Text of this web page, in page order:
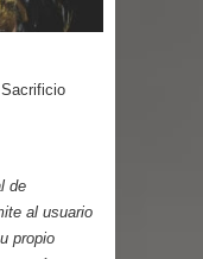
Pastel
de
al usuario
propio